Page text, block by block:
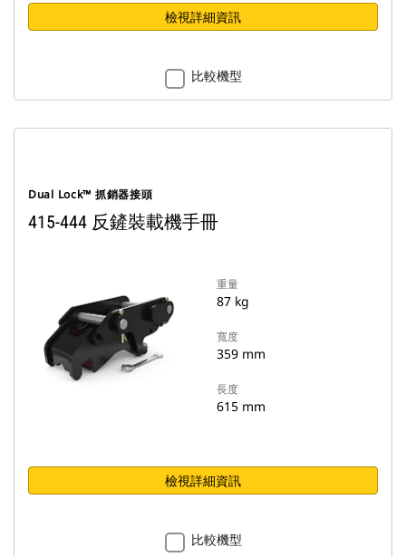
檢視詳細資訊
比較機型
Dual Lock™ 抓銷器接頭
415-444 反鏟裝載機手冊
重量
87 kg
寬度
359 mm
長度
615 mm
檢視詳細資訊
比較機型